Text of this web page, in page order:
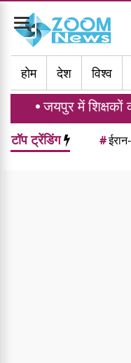
Toggle
navigation
होम
देश विश्व
में शिक्षकों का धरना
टॉप ट्रेंडिंग #